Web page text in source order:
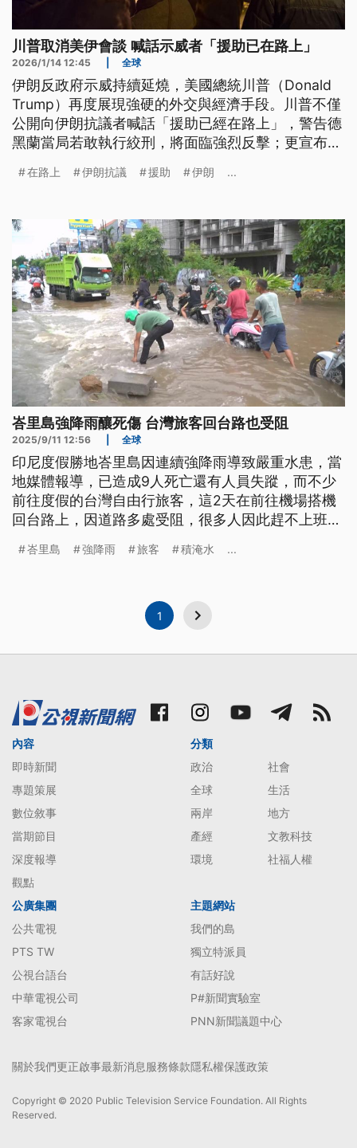
川普取消美伊會談 喊話示威者「援助已在路上」
2026/1/14 12:45 全球
伊朗反政府示威持續延燒，美國總統川普（Donald
Trump）再度展現強硬的外交與經濟手段。川普不僅
公開向伊朗抗議者喊話「援助已經在路上」，警告德
黑蘭當局若敢執行絞刑，將面臨強烈反擊；更宣布對
性關稅。這項針對性極強的政策，直接衝擊伊朗最大
在路上 伊朗抗議 援助 伊朗 ...
峇里島強降雨釀死傷 台灣旅客回台路也受阻
2025/9/11 12:56 全球
印尼度假勝地峇里島因連續強降雨導致嚴重水患，當
地媒體報導，已造成9人死亡還有人員失蹤，而不少
前往度假的台灣自由行旅客，這2天在前往機場搭機
回台路上，因道路多處受阻，很多人因此趕不上班
搭機，可更改訂位免收手續費。
峇里島 強降雨 旅客 積淹水 ...
1
內容
即時新聞
專題策展
數位敘事
當期節目
深度報導
觀點
分類
政治
社會
全球
生活
兩岸
地方
產經
文教科技
環境
社福人權
公廣集團
公共電視
PTS TW
公視台語台
中華電視公司
客家電視台
主題網站
我們的島
獨立特派員
有話好說
P#新聞實驗室
PNN新聞議題中心
關於我們更正啟事最新消息服務條款隱私權保護政策
Copyright © 2020 Public Television Service Foundation. All Rights
Reserved.